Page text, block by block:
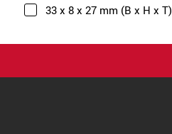
33 x 8 x 27 mm (B x H x T)